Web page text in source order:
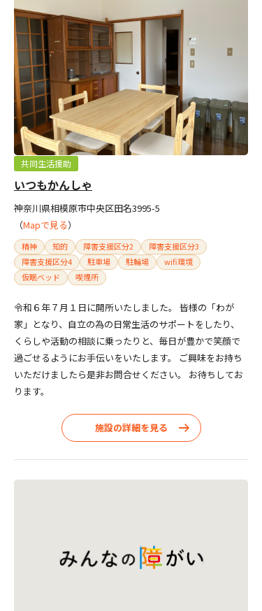
共同生活援助
いつもかんしゃ
神奈川県相模原市中央区田名3995-5
（Mapで見る）
精神 知的 障害支援区分2
障害支援区分3
障害支援区分4
駐車場 駐輪場
wifi環境
仮眠ベッド
喫煙所
令和６年７月１日に開所いたしました。 皆様の「わが
家」となり、自立の為の日常生活のサポートをしたり、
くらしや活動の相談に乗ったりと、毎日が豊かで笑顔で
過ごせるようにお手伝いをいたします。 ご興味をお持ち
いただけましたら是非お問合せください。 お待ちしてお
ります。
施設の詳細を見る